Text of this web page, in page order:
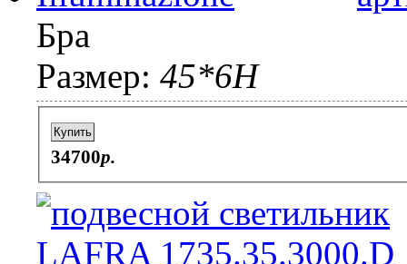
Бра
Размер: 45*6H
Купить
34700p.